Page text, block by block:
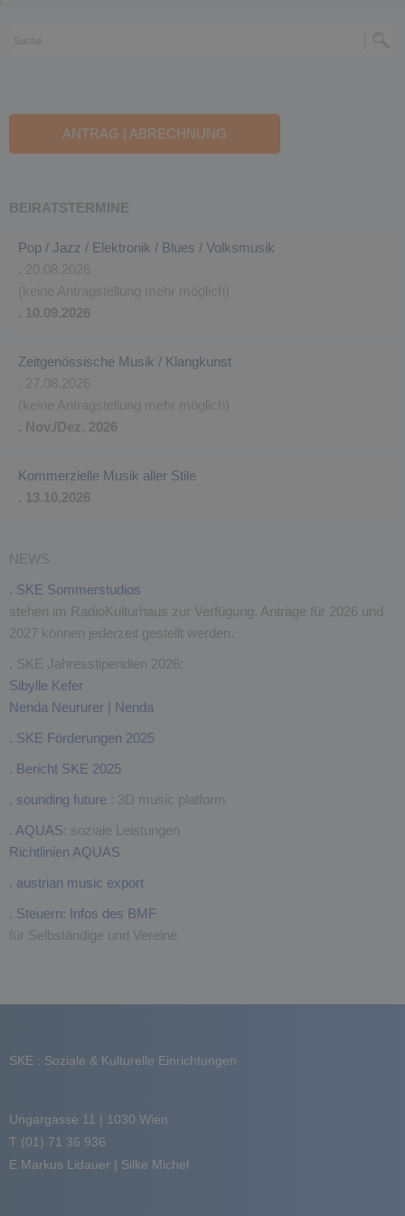
ANTRAG | ABRECHNUNG
BEIRATSTERMINE
Pop / Jazz / Elektronik / Blues / Volksmusik
. 20.08.2026
(keine Antragstellung mehr möglich)
. 10.09.2026
Zeitgenössische Musik / Klangkunst
. 27.08.2026
(keine Antragstellung mehr möglich)
. Nov./Dez. 2026
Kommerzielle Musik aller Stile
. 13.10.2026
NEWS
. SKE Sommerstudios
stehen im RadioKulturhaus zur Verfügung. Anträge für 2026 und
2027 können jederzeit gestellt werden.
. SKE Jahresstipendien 2026:
Sibylle Kefer
Nenda Neururer | Nenda
. SKE Förderungen 2025
. Bericht SKE 2025
. sounding future : 3D music platform
. AQUAS : soziale Leistungen
Richtlinien AQUAS
. austrian music export
. Steuern: Infos des BMF
für Selbständige und Vereine
SKE : Soziale & Kulturelle Einrichtungen
Ungargasse 11 | 1030 Wien
T (01) 71 36 936
E Markus Lidauer | Silke Michel